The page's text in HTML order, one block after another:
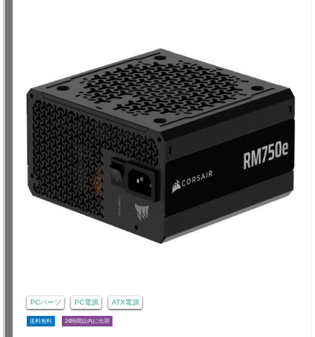
PCパーツ PC電源 ATX電源
送料無料 24時間以内に出荷